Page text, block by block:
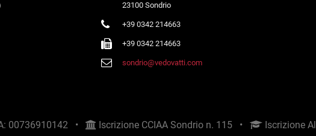
23100 Sondrio
+39 0342 214663
+39 0342 214663
sondrio@vedovatti.com
00736910142 • Iscrizione CCIAA Sondrio n. 115 • Iscrizione